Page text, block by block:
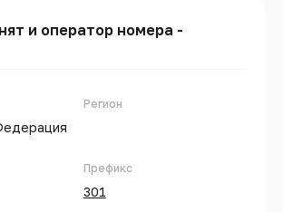
и оператор номера -
Регион
Префикс
301